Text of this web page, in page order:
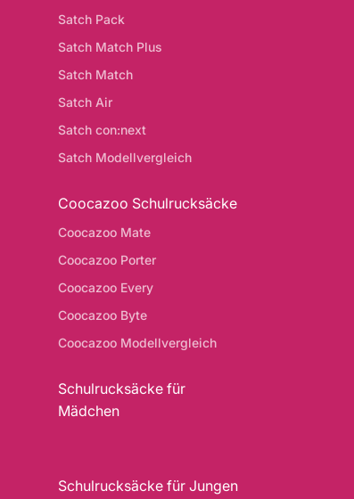
Satch Pack
Satch Match Plus
Satch Match
Satch Air
Satch con:next
Satch Modellvergleich
Coocazoo Schulrucksäcke
Coocazoo Mate
Coocazoo Porter
Coocazoo Every
Coocazoo Byte
Coocazoo Modellvergleich
Schulrucksäcke für
Mädchen
Schulrucksäcke für Jungen